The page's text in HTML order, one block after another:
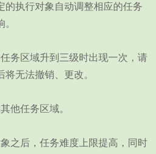
的执行对象自动调整相应的任务
区域升到三级时出现一次，请
无法撤销、更改。
任务区域。
后，任务难度上限提高，同时